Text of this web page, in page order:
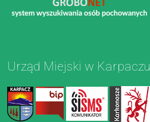
Urząd Miejski w Karpaczu